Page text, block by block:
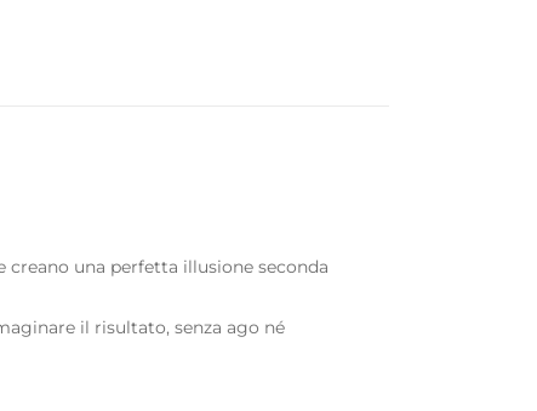
una perfetta illusione seconda
il risultato, senza ago né